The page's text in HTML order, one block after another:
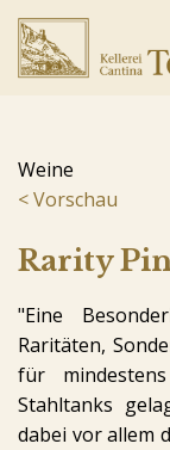
Weine
Vorschau
Rarity
"Eine
Raritäten,
für
Stahltanks
dabei vor allem